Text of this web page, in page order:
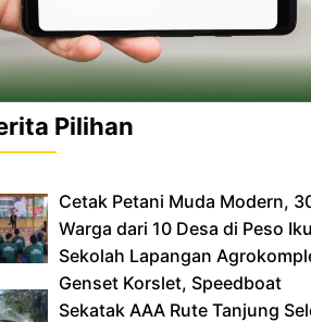
Pilihan
Cetak Petani Muda Modern,
Warga dari 10 Desa di Peso
Sekolah Lapangan
‎Genset Korslet, Speedboat
Sekatak AAA Rute Tanjung